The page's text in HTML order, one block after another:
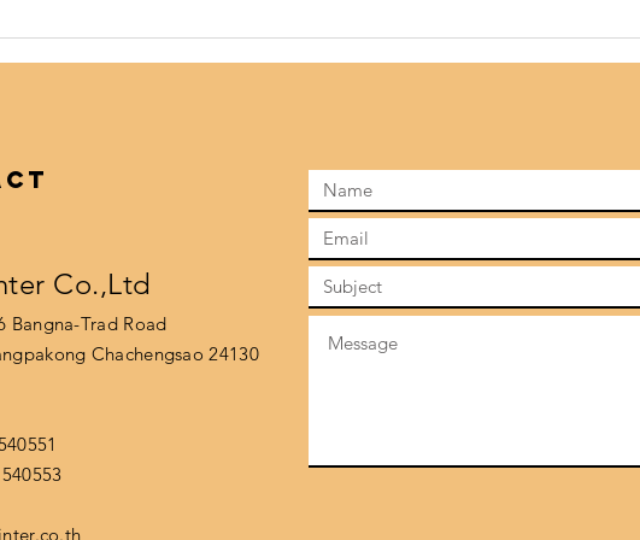
นแยก
กหลาน
แยกขยะให้ถูกถัง เพิ่มพลังรักษ์
โลก
จะดี
มาจ
Co.,Ltd
Bangna-Trad Road
Chachengsao 24130